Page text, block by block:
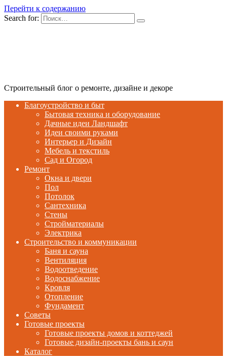
Перейти к содержанию
Search for:
Строительный блог о ремонте, дизайне и декоре
Благоустройство и быт
Бытовая техника и оборудование
Дачные идеи Ландшафт
Идеи своими руками
Интерьер и Дизайн
Мебель и текстиль
Сад и Огород
Ремонт
Окна и двери
Пол
Потолок
Сантехника
Стены
Стройматериалы
Электрика
Строительство и коммуникации
Баня и сауна
Вентиляция
Водоотведение
Водоснабжение
Кровля
Отопление
Фундамент
Советы
Готовые проекты
Готовые проекты домов и коттеджей
Готовые дизайн-проекты бань и саун
Каталог